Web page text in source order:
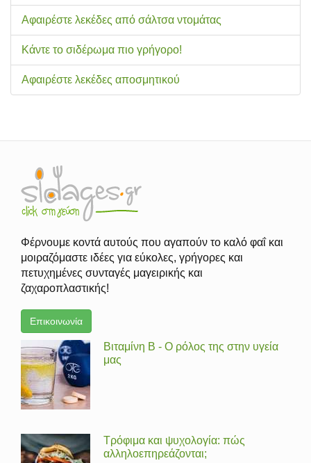
Αφαιρέστε λεκέδες από σάλτσα ντομάτας
Κάντε το σιδέρωμα πιο γρήγορο!
Αφαιρέστε λεκέδες αποσμητικού
Φέρνουμε κοντά αυτούς που αγαπούν το καλό φαΐ και
μοιραζόμαστε ιδέες για εύκολες, γρήγορες και
πετυχημένες συνταγές μαγειρικής και
ζαχαροπλαστικής!
Επικοινωνία
Βιταμίνη Β - Ο ρόλος της στην υγεία
μας
Τρόφιμα και ψυχολογία: πώς
αλληλοεπηρεάζονται;